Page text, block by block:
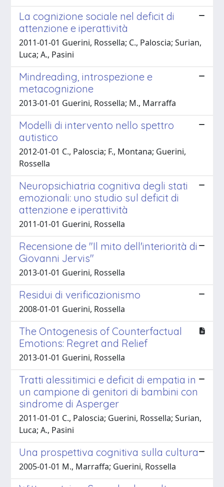
La cognizione sociale nel deficit di
attenzione e iperattività
2011-01-01 Guerini, Rossella; C., Paloscia; Surian,
Luca; A., Pasini
Mindreading, introspezione e
metacognizione
2013-01-01 Guerini, Rossella; M., Marraffa
Modelli di intervento nello spettro
autistico
2012-01-01 C., Paloscia; F., Montana; Guerini,
Rossella
Neuropsichiatria cognitiva degli stati
emozionali: uno studio sul deficit di
attenzione e iperattività
2011-01-01 Guerini, Rossella
Recensione de "Il mito dell'interiorità di
Giovanni Jervis"
2013-01-01 Guerini, Rossella
Residui di verificazionismo
2008-01-01 Guerini, Rossella
The Ontogenesis of Counterfactual
Emotions: Regret and Relief
2013-01-01 Guerini, Rossella
Tratti alessitimici e deficit di empatia in
un campione di genitori di bambini con
sindrome di Asperger
2011-01-01 C., Paloscia; Guerini, Rossella; Surian,
Luca; A., Pasini
Una prospettiva cognitiva sulla cultura
2005-01-01 M., Marraffa; Guerini, Rossella